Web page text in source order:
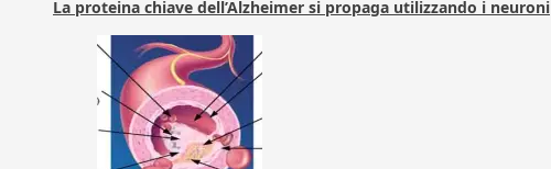
La proteina chiave dell’Alzheimer si propaga utilizzando i neuroni